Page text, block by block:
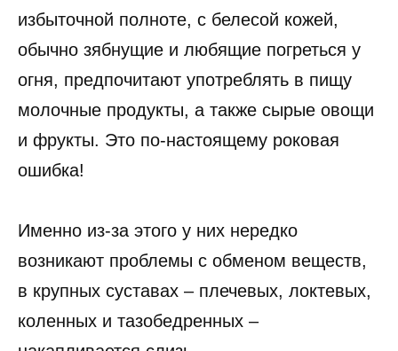
избыточной полноте, с белесой кожей,
обычно зябнущие и любящие погреться у
огня, предпочитают употреблять в пищу
молочные продукты, а также сырые овощи
и фрукты. Это по-настоящему роковая
ошибка!
Именно из-за этого у них нередко
возникают проблемы с обменом веществ,
в крупных суставах – плечевых, локтевых,
коленных и тазобедренных –